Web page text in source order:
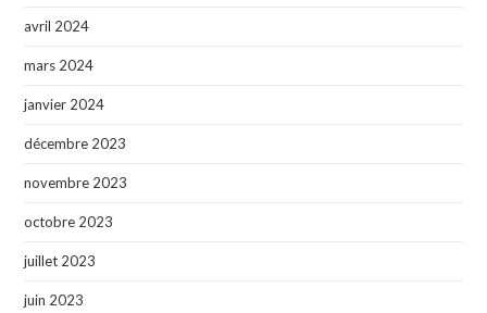
avril 2024
mars 2024
janvier 2024
décembre 2023
novembre 2023
octobre 2023
juillet 2023
juin 2023